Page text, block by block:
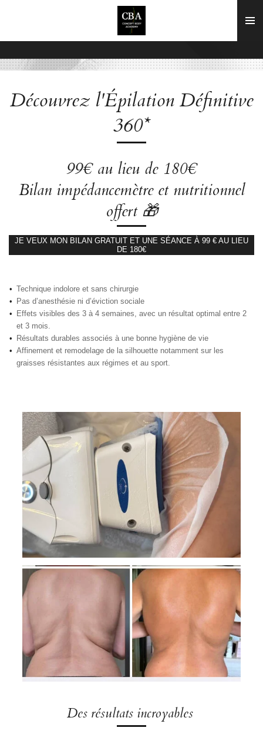
Découvrez l'Épilation Définitive
360*
99€ au lieu de 180€
Bilan impédancemètre et nutritionnel
offert 🎁
JE VEUX MON BILAN GRATUIT ET UNE SÉANCE À 99 € AU LIEU
DE 180€
Technique indolore et sans chirurgie
Pas d’anesthésie ni d’éviction sociale
Effets visibles des 3 à 4 semaines, avec un résultat optimal entre 2
et 3 mois.
Résultats durables associés à une bonne hygiène de vie
Affinement et remodelage de la silhouette notamment sur les
graisses résistantes aux régimes et au sport.
Des résultats incroyables